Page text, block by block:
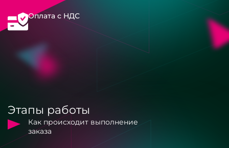
Оплата с НДС
Этапы работы
Как происходит выполнение
заказа